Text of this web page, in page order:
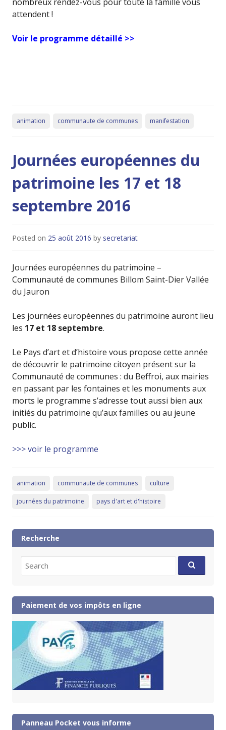
attendent !
Voir le programme détaillé >>
animation communaute de communes manifestation
Journées européennes du
patrimoine les 17 et 18
septembre 2016
Posted on 25 août 2016 by secretariat
Journées européennes du patrimoine –
Communauté de communes Billom Saint-Dier Vallée
du Jauron
Les journées européennes du patrimoine auront lieu
les 17 et 18 septembre.
Le Pays d’art et d’histoire vous propose cette année
de découvrir le patrimoine citoyen présent sur la
Communauté de communes : du Beffroi, aux mairies
en passant par les fontaines et les monuments aux
morts le programme s’adresse tout aussi bien aux
initiés du patrimoine qu’aux familles ou au jeune
public.
>>> voir le programme
animation communaute de communes culture
journées du patrimoine pays d'art et d'histoire
Recherche
for:
Paiement de vos impôts en ligne
Panneau Pocket vous informe